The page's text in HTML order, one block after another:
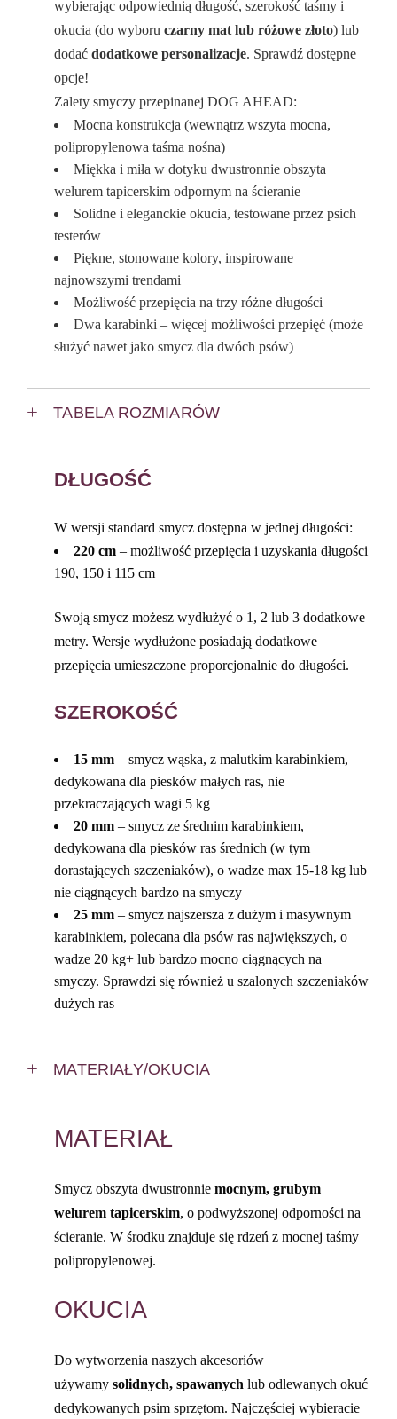
wybierając odpowiednią długość, szerokość taśmy i
okucia (do wyboru czarny mat lub różowe złoto) lub
dodaćdodatkowe personalizacje. Sprawdź dostępne
opcje!
Zalety smyczy przepinanej DOG AHEAD:
Mocna konstrukcja (wewnątrz wszyta mocna,
polipropylenowa taśma nośna)
Miękka i miła w dotyku dwustronnie obszyta
welurem tapicerskim odpornym na ścieranie
Solidne i eleganckie okucia, testowane przez psich
testerów
Piękne, stonowane kolory, inspirowane
najnowszymi trendami
Możliwość przepięcia na trzy różne długości
Dwa karabinki – więcej możliwości przepięć (może
służyć nawet jako smycz dla dwóch psów)
TABELA ROZMIARÓW
DŁUGOŚĆ
W wersji standard smycz dostępna w jednej długości:
220 cm – możliwość przepięcia i uzyskania długości
190, 150 i 115 cm
Swoją smycz możesz wydłużyć o 1, 2 lub 3 dodatkowe
metry. Wersje wydłużone posiadają dodatkowe
przepięcia umieszczone proporcjonalnie do długości.
SZEROKOŚĆ
15 mm – smycz wąska, z malutkim karabinkiem,
dedykowana dla piesków małych ras, nie
przekraczających wagi 5 kg
20 mm – smycz ze średnim karabinkiem,
dedykowana dla piesków ras średnich (w tym
dorastających szczeniaków), o wadze max 15-18 kg lub
nie ciągnących bardzo na smyczy
25 mm – smycz najszersza z dużym i masywnym
karabinkiem, polecana dla psów ras największych, o
wadze 20 kg+ lub bardzo mocno ciągnących na
smyczy. Sprawdzi się również u szalonych szczeniaków
dużych ras
MATERIAŁY/OKUCIA
MATERIAŁ
Smycz obszyta dwustronniemocnym, grubym
welurem tapicerskim, o podwyższonej odporności na
ścieranie. W środku znajduje się rdzeń z mocnej taśmy
polipropylenowej.
OKUCIA
Do wytworzenia naszych akcesoriów
używamy solidnych, spawanych lub odlewanych okuć
dedykowanych psim sprzętom. Najczęściej wybieracie